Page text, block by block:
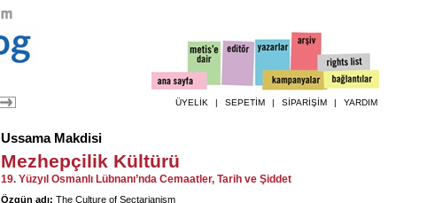
ÜYELİK | SEPETİM | SİPARİŞİM | YARDIM
Ussama Makdisi
Mezhepçilik Kültürü
19. Yüzyıl Osmanlı Lübnanı’nda Cemaatler, Tarih ve Şiddet
Özgün adı: The Culture of Sectarianism